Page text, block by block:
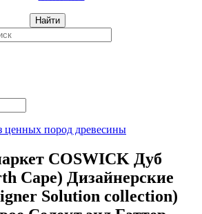
Найти
ценных пород древесины
COSWICK Дуб
Cape) Дизайнерские
Solution collection)